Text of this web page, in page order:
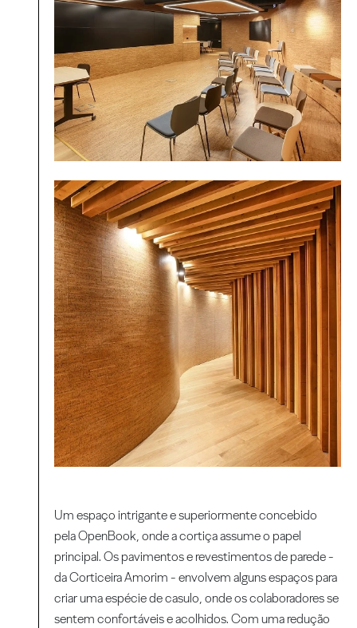
Um espaço intrigante e superiormente concebido
pela OpenBook, onde a cortiça assume o papel
principal. Os pavimentos e revestimentos de parede -
da Corticeira Amorim - envolvem alguns espaços para
criar uma espécie de casulo, onde os colaboradores se
sentem confortáveis e acolhidos. Com uma redução